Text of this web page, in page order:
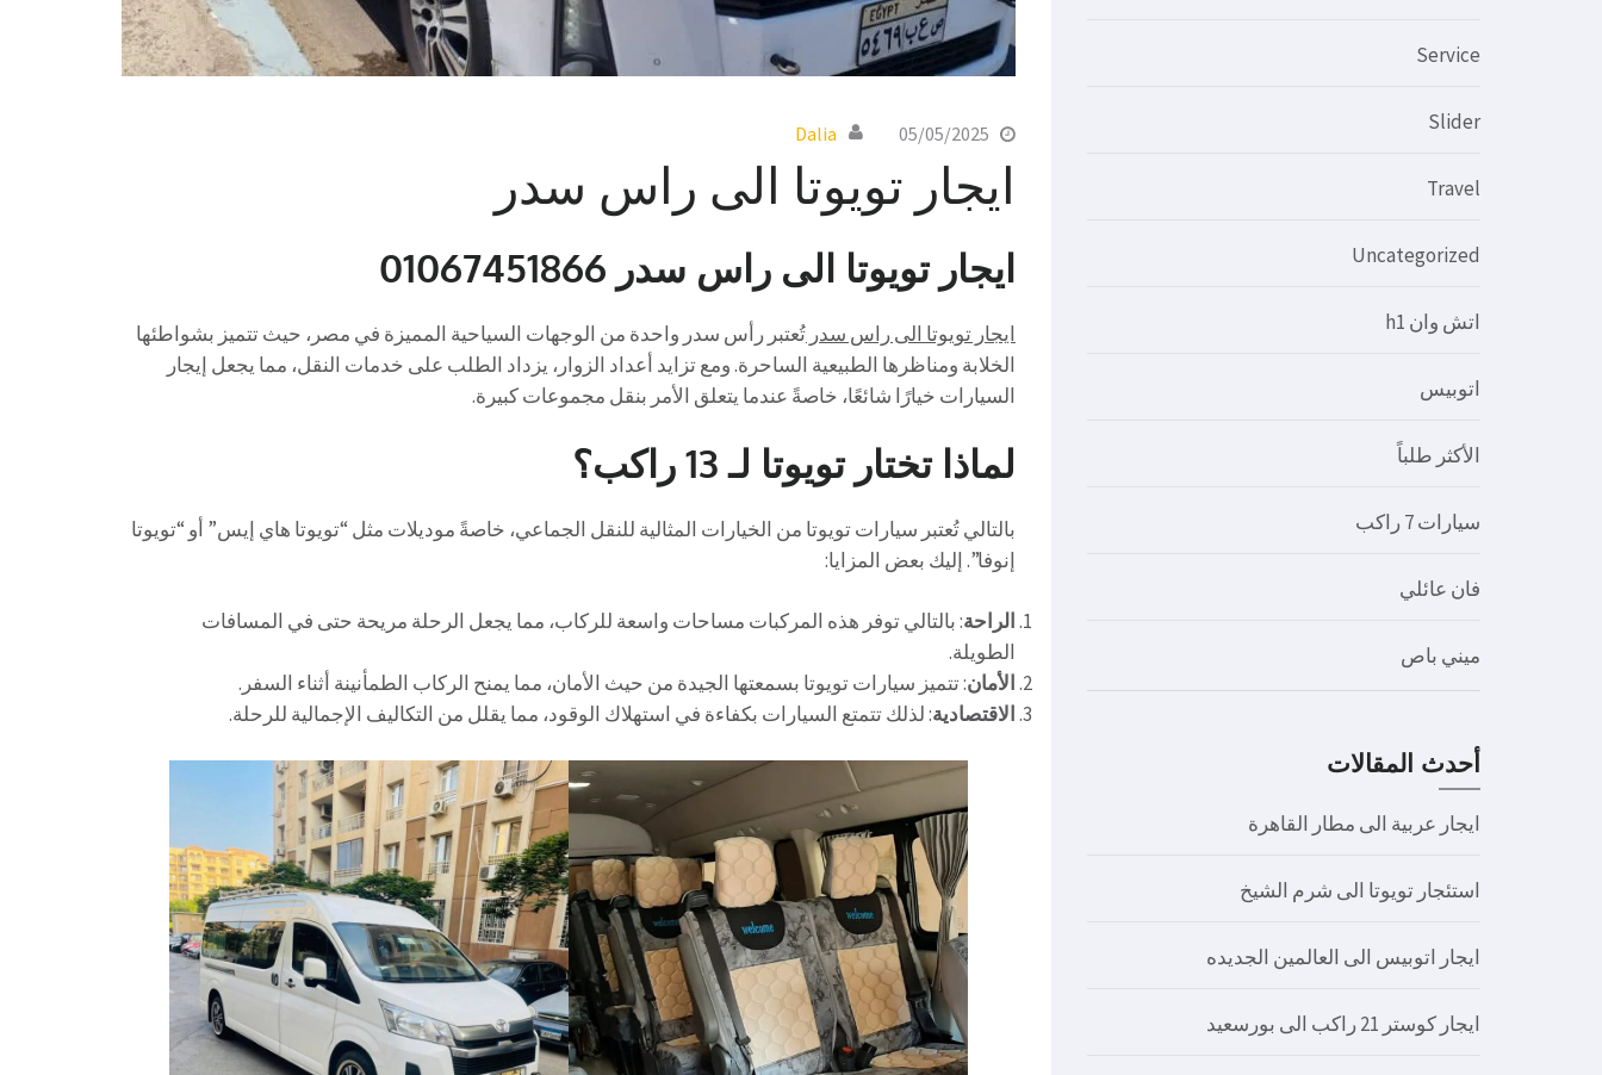
05/05/2025
Dalia
ايجار تويوتا الى راس سدر
ايجار تويوتا الى راس سدر 01067451866
ايجار تويوتا الى راس سدر تُعتبر رأس سدر واحدة من الوجهات السياحية المميزة في مصر، حيث تتميز بشواطئها
الخلابة ومناظرها الطبيعية الساحرة. ومع تزايد أعداد الزوار، يزداد الطلب على خدمات النقل، مما يجعل إيجار
السيارات خيارًا شائعًا، خاصةً عندما يتعلق الأمر بنقل مجموعات كبيرة.
لماذا تختار تويوتا لـ 13 راكب؟
بالتالي تُعتبر سيارات تويوتا من الخيارات المثالية للنقل الجماعي، خاصةً موديلات مثل “تويوتا هاي إيس” أو “تويوتا
إنوفا”. إليك بعض المزايا:
الراحة: بالتالي توفر هذه المركبات مساحات واسعة للركاب، مما يجعل الرحلة مريحة حتى في المسافات
الطويلة.
الأمان: تتميز سيارات تويوتا بسمعتها الجيدة من حيث الأمان، مما يمنح الركاب الطمأنينة أثناء السفر.
الاقتصادية: لذلك تتمتع السيارات بكفاءة في استهلاك الوقود، مما يقلل من التكاليف الإجمالية للرحلة.
Service
Slider
Travel
Uncategorized
اتش وان h1
اتوبيس
الأكثر طلباً
سيارات 7 راكب
فان عائلي
ميني باص
أحدث المقالات
ايجار عربية الى مطار القاهرة
استئجار تويوتا الى شرم الشيخ
ايجار اتوبيس الى العالمين الجديده
ايجار كوستر 21 راكب الى بورسعيد